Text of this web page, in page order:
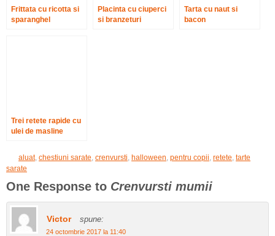
Frittata cu ricotta si
sparanghel
Placinta cu ciuperci
si branzeturi
Tarta cu naut si
bacon
Trei retete rapide cu
ulei de masline
aluat, chestiuni sarate, crenvursti, halloween, pentru copii, retete, tarte
sarate
One Response to Crenvursti mumii
Victor spune:
24 octombrie 2017 la 11:40